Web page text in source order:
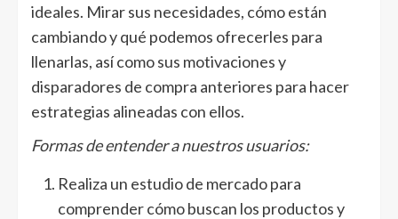
ideales. Mirar sus necesidades, cómo están
cambiando y qué podemos ofrecerles para
llenarlas, así como sus motivaciones y
disparadores de compra anteriores para hacer
estrategias alineadas con ellos.
Formas de entender a nuestros usuarios:
Realiza un estudio de mercado para
comprender cómo buscan los productos y